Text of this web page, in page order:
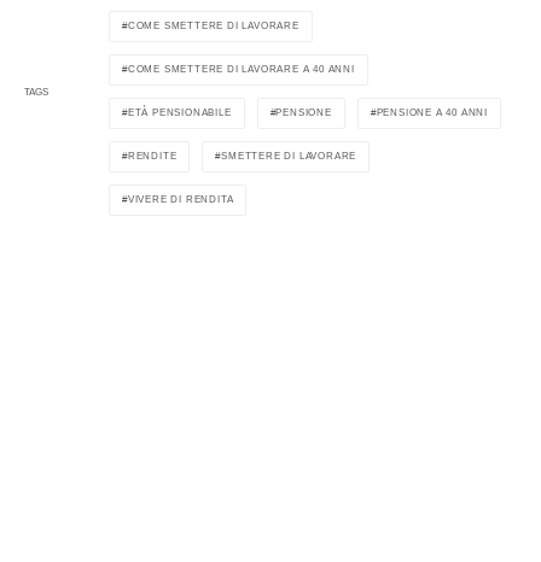
TAGS
COME SMETTERE DI LAVORARE
COME SMETTERE DI LAVORARE A 40 ANNI
ETÀ PENSIONABILE PENSIONE PENSIONE A 40 ANNI
RENDITE SMETTERE DI LAVORARE
VIVERE DI RENDITA